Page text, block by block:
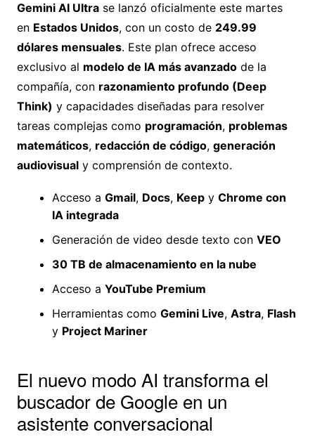
Gemini AI Ultrase lanzó oficialmente este martes
en Estados Unidos, con un costo de 249.99
dólares mensuales. Este plan ofrece acceso
exclusivo al modelo de IA más avanzadode la
compañía, con razonamiento profundo (Deep
Think) y capacidades diseñadas para resolver
tareas complejas como programación, problemas
matemáticos, redacción de código, generación
audiovisualy comprensión de contexto.
Acceso a Gmail, Docs, Keepy Chrome con
IA integrada
Generación de video desde texto con VEO
30 TB de almacenamiento en la nube
Acceso a YouTube Premium
Herramientas como Gemini Live, Astra, Flash
y Project Mariner
El nuevo modo AI transforma el
buscador de Google en un
asistente conversacional